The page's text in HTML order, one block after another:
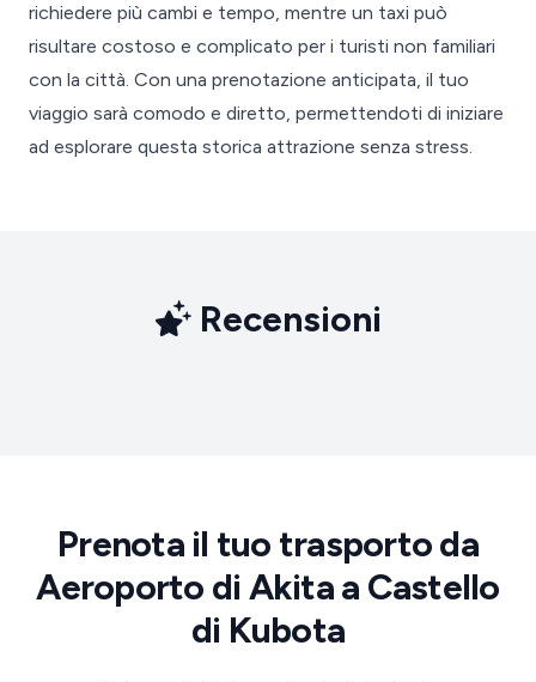
richiedere più cambi e tempo, mentre un taxi può
risultare costoso e complicato per i turisti non familiari
con la città. Con una prenotazione anticipata, il tuo
viaggio sarà comodo e diretto, permettendoti di iniziare
ad esplorare questa storica attrazione senza stress.
Recensioni
Prenota il tuo trasporto da
Aeroporto di Akita a Castello
di Kubota